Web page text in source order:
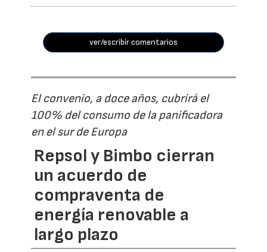
ver/escribir comentarios
El convenio, a doce años, cubrirá el
100% del consumo de la panificadora
en el sur de Europa
Repsol y Bimbo cierran
un acuerdo de
compraventa de
energía renovable a
largo plazo